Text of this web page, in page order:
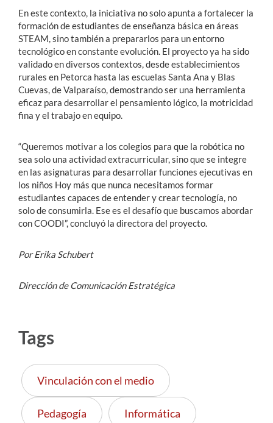
En este contexto, la iniciativa no solo apunta a fortalecer la
formación de estudiantes de enseñanza básica en áreas
STEAM, sino también a prepararlos para un entorno
tecnológico en constante evolución. El proyecto ya ha sido
validado en diversos contextos, desde establecimientos
rurales en Petorca hasta las escuelas Santa Ana y Blas
Cuevas, de Valparaíso, demostrando ser una herramienta
eficaz para desarrollar el pensamiento lógico, la motricidad
fina y el trabajo en equipo.
“Queremos motivar a los colegios para que la robótica no
sea solo una actividad extracurricular, sino que se integre
en las asignaturas para desarrollar funciones ejecutivas en
los niños Hoy más que nunca necesitamos formar
estudiantes capaces de entender y crear tecnología, no
solo de consumirla. Ese es el desafío que buscamos abordar
con COODI”, concluyó la directora del proyecto.
Por Erika Schubert
Dirección de Comunicación Estratégica
Tags
Vinculación con el medio
Pedagogía Informática